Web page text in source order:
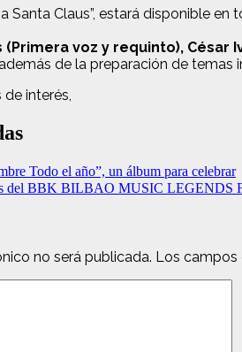
Santa Claus”, estará disponible
voz y requinto), César
de la preparación de
interés,
Todo el año”, un álbum para celebrar
del BBK BILBAO MUSIC
no será publicada. Los campos